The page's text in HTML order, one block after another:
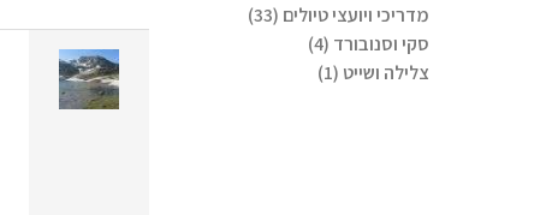
מדריכי ויועצי טיולים (33)
סקי וסנובורד (4)
צלילה ושייט (1)